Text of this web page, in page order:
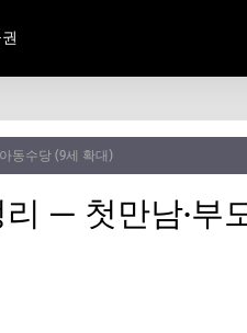
동수당 (9세 확대)
— 첫만남·부